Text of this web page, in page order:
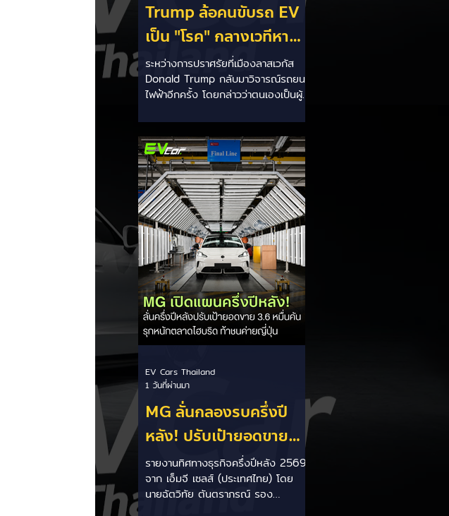
Trump ล้อคนขับรถ EV
เป็น "โรค" กลางเวทีหา
เสียง! 🚘⚡
ระหว่างการปราศรัยที่เมืองลาสเวกัส
Donald Trump กลับมาวิจารณ์รถยนต์
ไฟฟ้าอีกครั้ง โดยกล่าวว่าตนเองเป็นผู้
ใช้รถยนต์ไฟฟ้าว่าเหมือน "เป็นโรค"
เพราะเริ่มกังวลเรื่องแบตเตอรี่ตั้งแต่ยัง
เหลือไฟจำนวนมาก และคอยมองหาสถา
นีชาร์จอยู่ตลอดเวลา ซึ่งสื่อมองว่า
เป็นการพาดพิงถึงอาการ Range
Anxiety หรือความกังวลเรื่องระยะทาง
วิ่งของรถ EV Trump ยังระบุว่า
ปัจจุบันรถยนต์ไฟฟ้ามีสัดส่วนเพียง
ประมาณ 7% ของยอดขายรถใหม่ใน
สหรัฐฯ และใช้ตัวเลขนี้เป็นเหตุผล
ประกอบว่า...
MG ลั่นกลองรบครึ่งปี
หลัง! ปรับเป้ายอดขาย
เพิ่มเป็น 36,000 คัน
พร้อมเดินหน้าลงศึกชิง
รายงานทิศทางธุรกิจครึ่งปีหลัง 2569
จาก เอ็มจี เซลส์ (ประเทศไทย) โดย
นายฉัตวิทัย ตันตราภรณ์ รอง
EV Cars Thailand
1 วันที่ผ่านมา